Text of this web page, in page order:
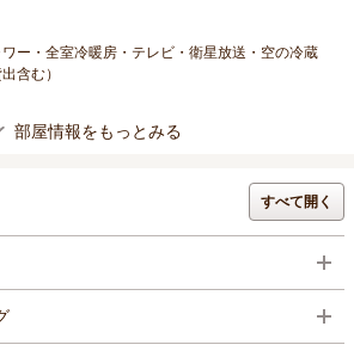
ー・全室冷暖房・テレビ・衛星放送・空の冷蔵
含む）
部屋情報をもっとみる
すべて開く